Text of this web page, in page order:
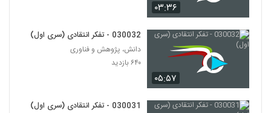
127
028137 - نظریه شبکه (Network Theory)
۶۲۲ بازدید
028138 - نظریه شبکه (Network Theory)
۵۷۹ بازدید
۰۳:۳۶
۰۵:۵۷
030032 - تفکر انتقادی (سری اول)
دانش، پژوهش و فناوری
۶۴۰ بازدید
030031 - تفکر انتقادی (سری اول)